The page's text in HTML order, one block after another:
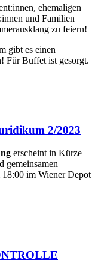
ehemaligen
und Familien
zu feiern!
gibt es einen
Für Buffet ist gesorgt.
2/2023
erscheint in Kürze
gemeinsamen
18:00 im Wiener Depot